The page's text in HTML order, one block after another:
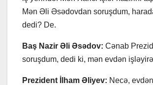
Mən Əli Əsədovdan soruşdum,
dedi? De.
Baş Nazir Əli Əsədov: Cənab
soruşdum, dedi ki, mən evdən
Prezident İlham Əliyev: Necə,